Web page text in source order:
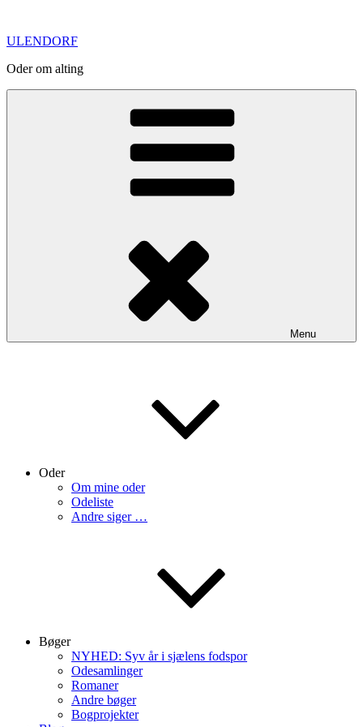
content
ULENDORF
Oder om alting
Menu
Oder
Om mine oder
Odeliste
Andre siger …
Bøger
NYHED: Syv år i sjælens fodspor
Odesamlinger
Romaner
Andre bøger
Bogprojekter